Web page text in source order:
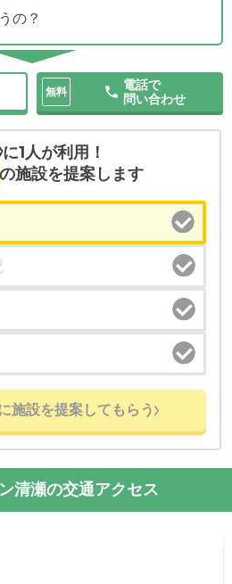
の？
無料
電話で
問い合わせ
1人が利用！
の施設を提案します
施設を提案してもらう
清瀬の交通アクセス